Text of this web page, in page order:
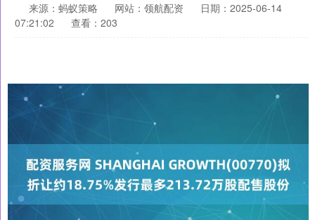
来源：蚂蚁策略 网站：领航配资
日期：2025-06-14
07:21:02
查看：203